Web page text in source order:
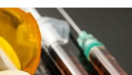
Prijsklasse:
€220.00
tot
€2,150.00